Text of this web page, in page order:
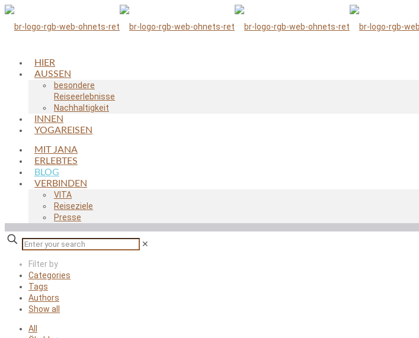
HIER
AUSSEN
besondere
Reiseerlebnisse
Nachhaltigkeit
INNEN
YOGAREISEN
MIT JANA
ERLEBTES
BLOG
VERBINDEN
VITA
Reiseziele
Presse
✕
Filter by
Categories
Tags
Authors
Show all
All